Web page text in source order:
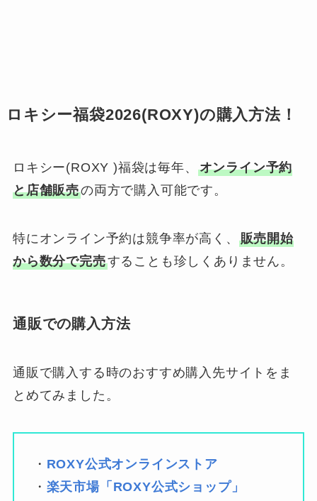
ロキシー福袋2026(ROXY)の購入方法！
ロキシー(ROXY )福袋は毎年、 オンライン予約
と店舗販売の両方で購入可能です。
特にオンライン予約は競争率が高く、 販売開始
から数分で完売することも珍しくありません。
通販での購入方法
通販で購入する時のおすすめ購入先サイトをま
とめてみました。
・ ROXY公式オンラインストア
・ 楽天市場「ROXY公式ショップ」